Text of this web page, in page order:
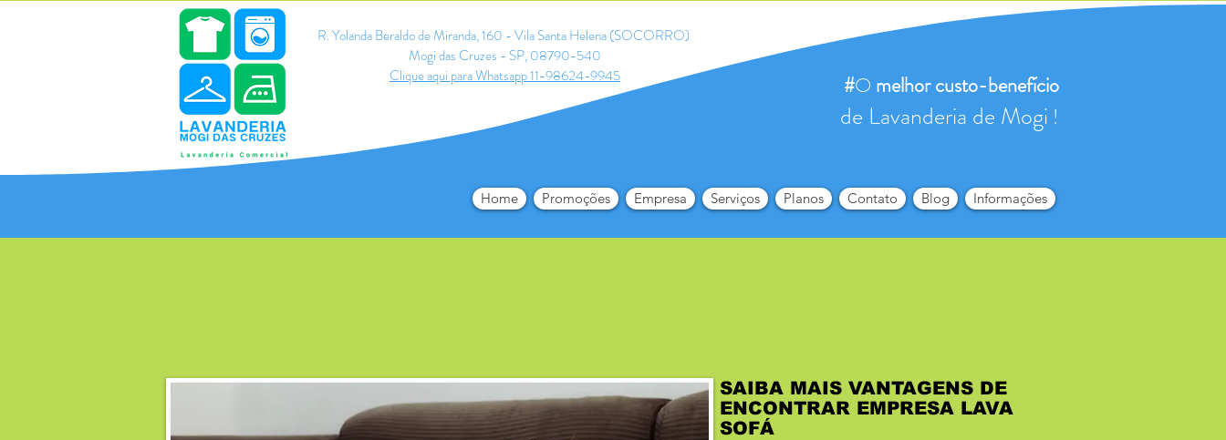
R. Yolanda Beraldo de Miranda, 160 - Vila Santa Helena (SOCORRO)
Mogi das Cruzes - SP, 08790-540
Clique aqui para Whatsapp 11-98624-9945
#O melhorcusto-benefício
de Lavanderia de Mogi !
Home Promoções Empresa Serviços Planos Contato Blog Informações
SAIBA MAIS VANTAGENS DE
ENCONTRAR EMPRESA LAVA
SOFÁ